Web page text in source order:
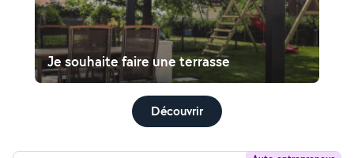
Je souhaite faire une terrasse
Découvrir